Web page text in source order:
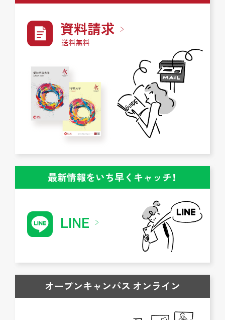
資料請求
送料無料
最新情報をいち早くキャッチ！
LINE
オープンキャンパス オンライン